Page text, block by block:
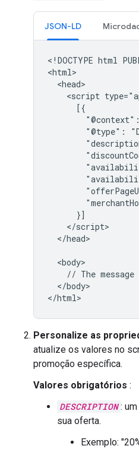
JSON-LD
<!DOCTYPE html
<html>
  <head>
<script
      [{
"@type":
      }]
    </script>
  </head>
  <body>
// The message
  </body>
Personalize as
atualize os valores no
promoção específica.
Valores obrigatórios :
DESCRIPTION :
sua oferta.
Exemplo: